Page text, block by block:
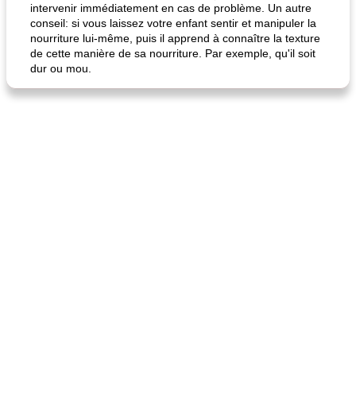
intervenir immédiatement en cas de problème. Un autre
conseil: si vous laissez votre enfant sentir et manipuler la
nourriture lui-même, puis il apprend à connaître la texture
de cette manière de sa nourriture. Par exemple, qu'il soit
dur ou mou.